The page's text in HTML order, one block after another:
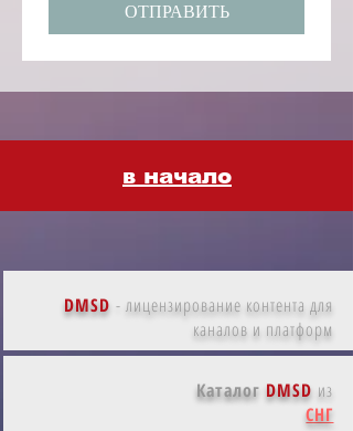
ОТПРАВИТЬ
в начало
DMSD - лицензирование контента для
каналов и платформ
КаталогDMSD из
СНГ